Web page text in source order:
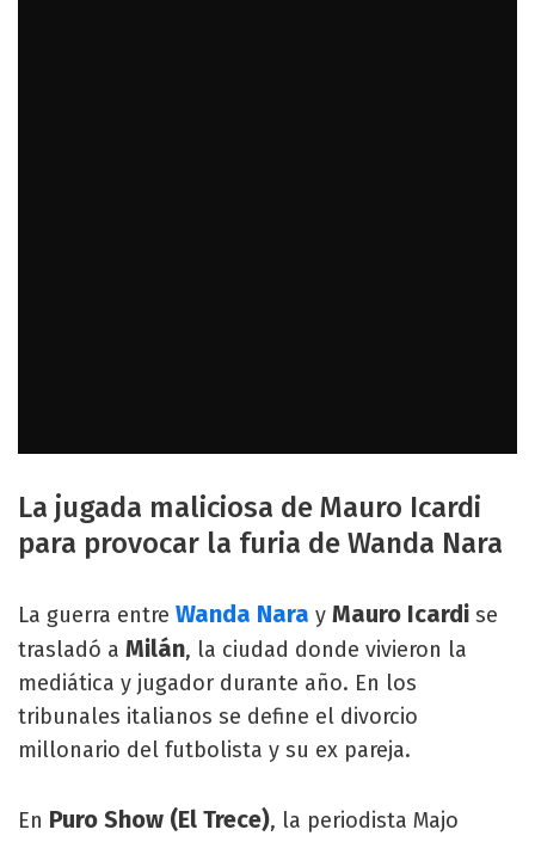
La jugada maliciosa de Mauro Icardi
para provocar la furia de Wanda Nara
La guerra entre Wanda Nara y Mauro Icardi se
trasladó a Milán, la ciudad donde vivieron la
mediática y jugador durante año. En los
tribunales italianos se define el divorcio
millonario del futbolista y su ex pareja.
En Puro Show (El Trece), la periodista Majo